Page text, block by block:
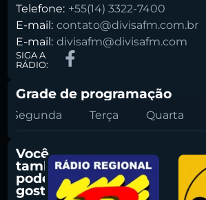
Telefone: +55(14) 3322-7400
E-mail: contato@divisafm.com.br
E-mail: divisafm@divisafm.com
SIGA A
RÁDIO:
Grade de programação
Segunda Terça Quarta
Você
também
pode
gostar